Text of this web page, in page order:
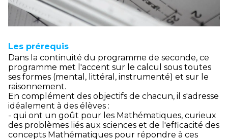
Les prérequis
Dans la continuité du programme de seconde, ce
programme met l'accent sur le calcul sous toutes
ses formes (mental, littéral, instrumenté) et sur le
raisonnement.
En complément des objectifs de chacun, il s'adresse
idéalement à des élèves :
- qui ont un goût pour les Mathématiques, curieux
des problèmes liés aux sciences et de l'efficacité des
concepts Mathématiques pour répondre à ces